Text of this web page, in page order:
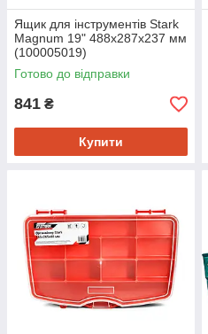
Ящик для інструментів Stark
Magnum 19" 488x287x237 мм
(100005019)
Готово до відправки
841 ₴
Купити